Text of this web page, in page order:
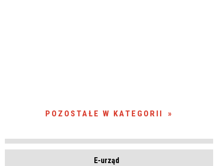
POZOSTAŁE W KATEGORII
E-urząd